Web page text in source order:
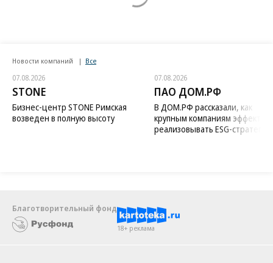
Новости компаний Все
07.08.2026
STONE
Бизнес-центр STONE Римская
возведен в полную высоту
07.08.2026
ПАО ДОМ.РФ
В ДОМ.РФ рассказали, как
крупным компаниям
реализовывать ESG-стратегию
Благотворительный фонд
18+ реклама